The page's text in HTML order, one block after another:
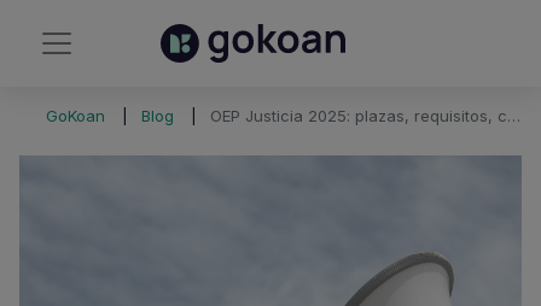
GoKoan Blog OEP Justicia 2025: plazas, requisitos, convocatoria y fechas clave.